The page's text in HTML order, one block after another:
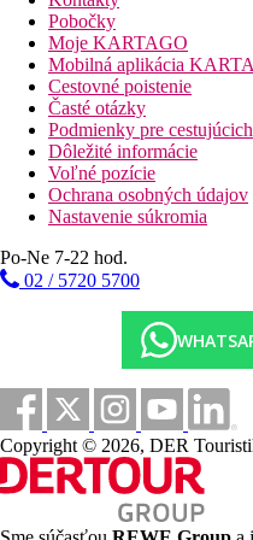
Dvojposteľová
priestrannejšie,
situované na
Dvojposteľová
priestrannejšia. Izby
Seaside wing.
Dvojposteľová
bazéna:
priamy vstup do
Seaside wing.
Pláž
Piesočná pláž priamo pri
raňajky formou
Restaurant
Polpenzia
raňajky formou
Pobočky
Moje KARTAGO
Mobilná aplikácia
Cestovné poistenie
Časté otázky
Podmienky pre cestujúcich
Dôležité informácie
Voľné pozície
Ochrana osobných údajov
Nastavenie súkromia
Po-Ne 7-22 hod.
02 / 5720 5700
Copyright © 2026, DER